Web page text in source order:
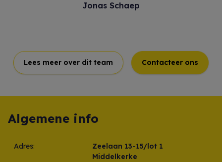
Jonas Schaep
Lees meer over dit team Contacteer ons
Algemene info
Adres:
Zeelaan 13-15/lot 1
Middelkerke